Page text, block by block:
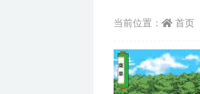
当前位置： 首页